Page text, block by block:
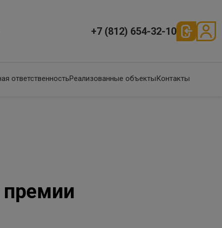
+7 (812) 654-32-10
ответственностьРеализованные объектыКонтакты
премии